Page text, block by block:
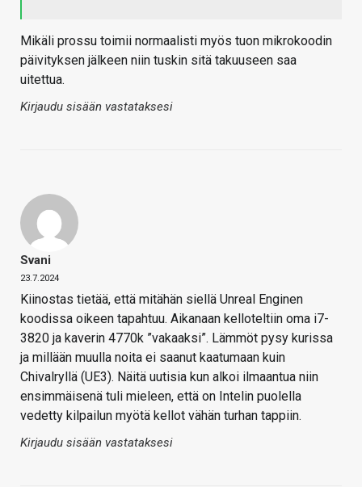
Mikäli prossu toimii normaalisti myös tuon mikrokoodin
päivityksen jälkeen niin tuskin sitä takuuseen saa
uitettua.
Kirjaudu sisään vastataksesi
Svani
23.7.2024
Kiinostas tietää, että mitähän siellä Unreal Enginen
koodissa oikeen tapahtuu. Aikanaan kelloteltiin oma i7-
3820 ja kaverin 4770k ”vakaaksi”. Lämmöt pysy kurissa
ja millään muulla noita ei saanut kaatumaan kuin
Chivalryllä (UE3). Näitä uutisia kun alkoi ilmaantua niin
ensimmäisenä tuli mieleen, että on Intelin puolella
vedetty kilpailun myötä kellot vähän turhan tappiin.
Kirjaudu sisään vastataksesi